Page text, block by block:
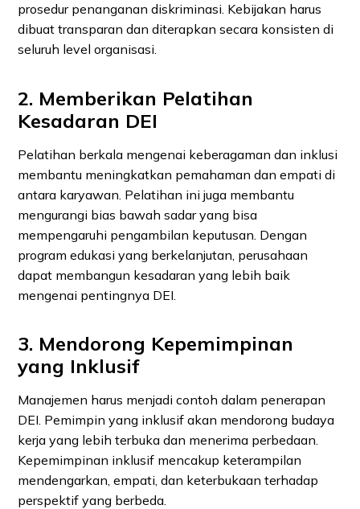
prosedur penanganan diskriminasi. Kebijakan harus
dibuat transparan dan diterapkan secara konsisten di
seluruh level organisasi.
2. Memberikan Pelatihan
Kesadaran DEI
Pelatihan berkala mengenai keberagaman dan inklusi
membantu meningkatkan pemahaman dan empati di
antara karyawan. Pelatihan ini juga membantu
mengurangi bias bawah sadar yang bisa
mempengaruhi pengambilan keputusan. Dengan
program edukasi yang berkelanjutan, perusahaan
dapat membangun kesadaran yang lebih baik
mengenai pentingnya DEI.
3. Mendorong Kepemimpinan
yang Inklusif
Manajemen harus menjadi contoh dalam penerapan
DEI. Pemimpin yang inklusif akan mendorong budaya
kerja yang lebih terbuka dan menerima perbedaan.
Kepemimpinan inklusif mencakup keterampilan
mendengarkan, empati, dan keterbukaan terhadap
perspektif yang berbeda.